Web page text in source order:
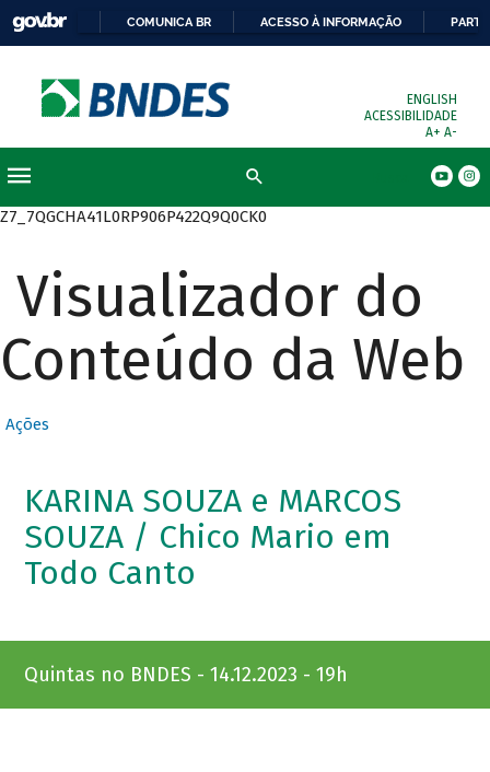
COMUNICA BR ACESSO À INFORMAÇÃO
ENGLISH
ACESSIBILIDADE
A+ A-
Z7_7QGCHA41L0RP906P422Q9Q0CK0
Visualizador do
Conteúdo da Web
Ações
KARINA SOUZA e MARCOS
SOUZA / Chico Mario em
Todo Canto
Quintas no BNDES - 14.12.2023 - 19h